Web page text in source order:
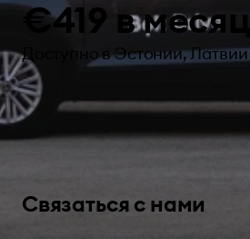
€419 в месяц
Доступно в Эстонии,
Связаться с нами